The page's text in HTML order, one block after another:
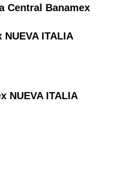
Central Banamex
NUEVA ITALIA
NUEVA ITALIA